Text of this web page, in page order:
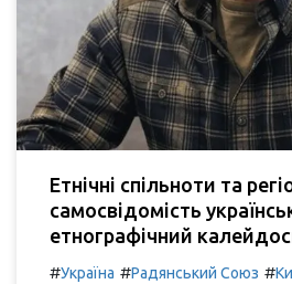
Етнічні спільноти та
самосвідомість
етнографічний
#Україна #Радянський Союз #